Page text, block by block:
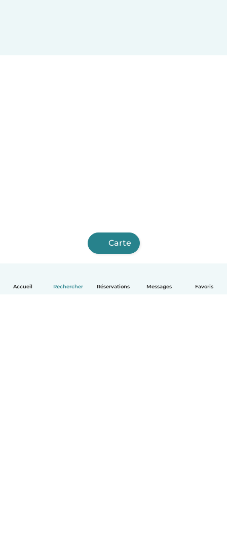
Accueil Rechercher Réservations Messages Favoris
Carte